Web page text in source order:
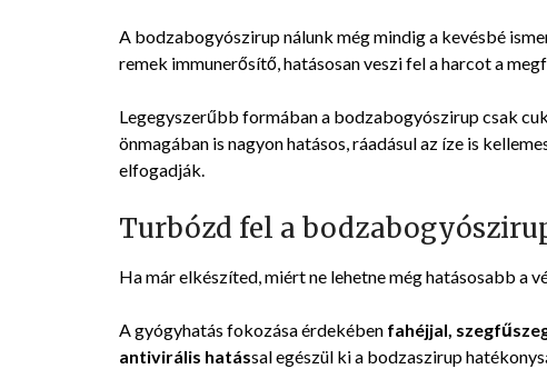
2022-
08-
13
A bodzabogyószirup nálunk még mindig a kevésbé
remek immunerősítő, hatásosan veszi fel a harcot a
Legegyszerűbb formában a bodzabogyószirup csak
önmagában is nagyon hatásos, ráadásul az íze is
elfogadják.
Turbózd fel a
Ha már elkészíted, miért ne lehetne még hatásosabb a
A gyógyhatás fokozása érdekében fahéjjal,
antivirális hatással egészül ki a bodzaszirup